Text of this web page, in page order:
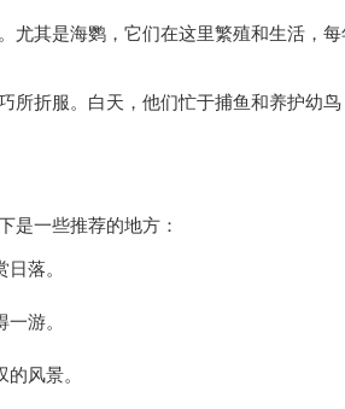
其是海鹦，它们在这里繁殖和生活，
折服。白天，他们忙于捕鱼和养护幼
是一些推荐的地方：
落。
游。
风景。